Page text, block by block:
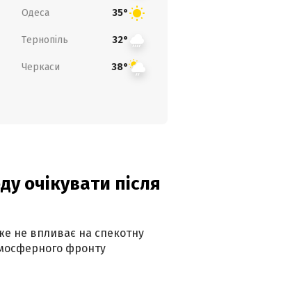
Одеса 35°
Тернопіль 32°
Черкаси 38°
очікувати після
не впливає на спекотну
фронту